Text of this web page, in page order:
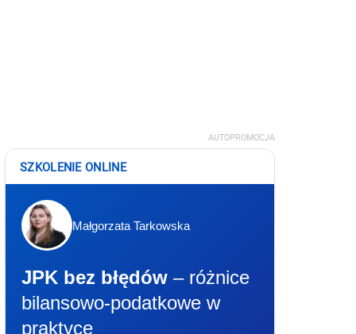
AUTOPROMOCJA
SZKOLENIE ONLINE
Małgorzata Tarkowska
JPK bez błędów – różnice
bilansowo-podatkowe w
praktyce